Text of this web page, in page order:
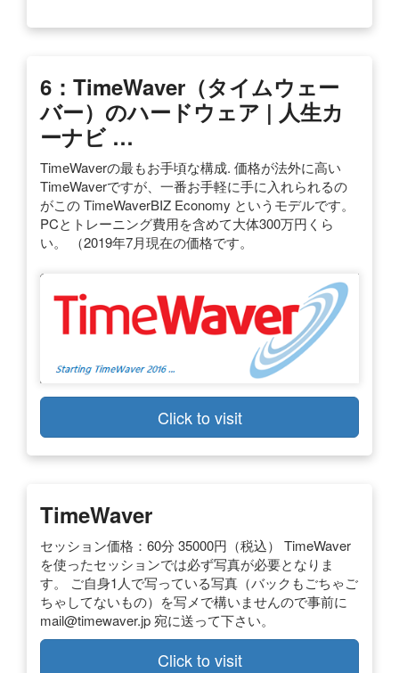
6：TimeWaver（タイムウェー
バー）のハードウェア | 人生カ
ーナビ …
TimeWaverの最もお手頃な構成. 価格が法外に高い
TimeWaverですが、一番お手軽に手に入れられるの
がこの TimeWaverBIZ Economy というモデルです。
PCとトレーニング費用を含めて大体300万円くら
い。 （2019年7月現在の価格です。
Click to visit
TimeWaver
セッション価格：60分 35000円（税込） TimeWaver
を使ったセッションでは必ず写真が必要となりま
す。 ご自身1人で写っている写真（バックもごちゃご
ちゃしてないもの）を写メで構いませんので事前に
mail@timewaver.jp 宛に送って下さい。
Click to visit